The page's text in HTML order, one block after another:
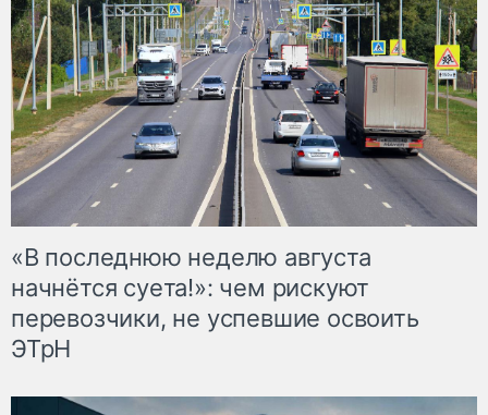
«В последнюю неделю августа
начнётся суета!»: чем рискуют
перевозчики, не успевшие освоить
ЭТрН